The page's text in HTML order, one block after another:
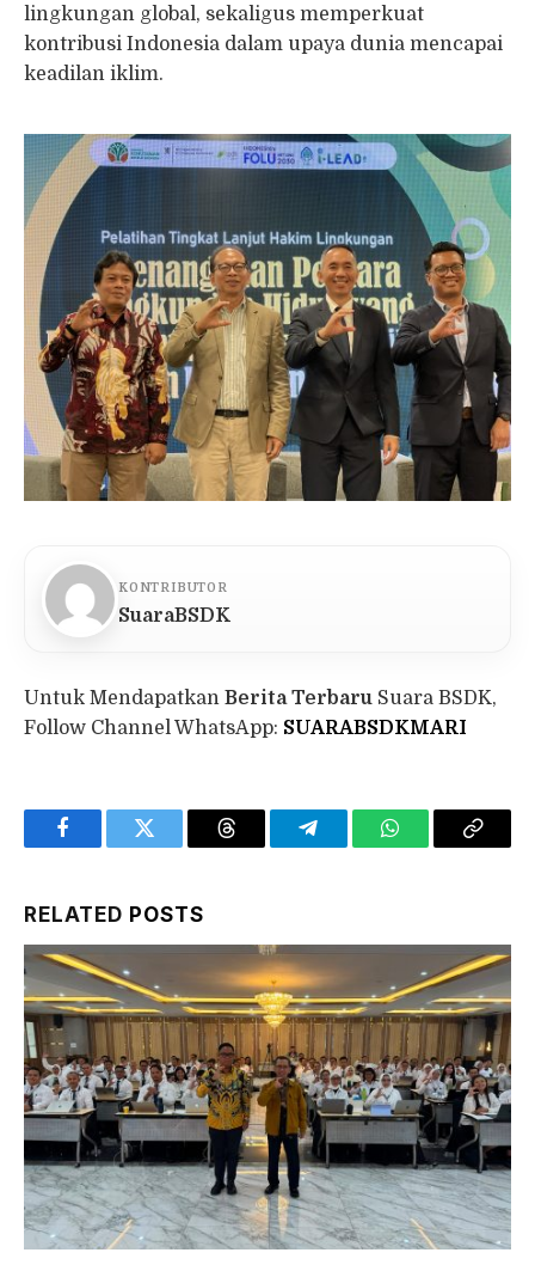
lingkungan global, sekaligus memperkuat
kontribusi Indonesia dalam upaya dunia mencapai
keadilan iklim.
KONTRIBUTOR
SuaraBSDK
Untuk Mendapatkan Berita Terbaru Suara BSDK,
Follow Channel WhatsApp: SUARABSDKMARI
FacebookTwitter Threads TelegramWhatsAppCopy
RELATED POSTS